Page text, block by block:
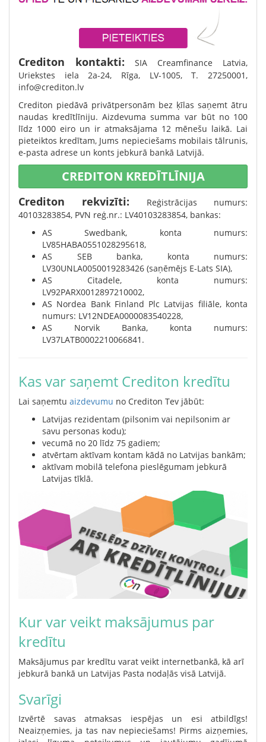
Crediton kontakti: SIA Creamfinance Latvia,
Uriekstes iela 2a-24, Rīga, LV-1005, T. 27250001,
info@crediton.lv
Crediton piedāvā privātpersonām bez ķīlas saņemt ātru
naudas kredītlīniju. Aizdevuma summa var būt no 100
līdz 1000 eiro un ir atmaksājama 12 mēnešu laikā. Lai
pieteiktos kredītam, Jums nepieciešams mobilais tālrunis,
e-pasta adrese un konts jebkurā bankā Latvijā.
CREDITON KREDĪTLĪNIJA
Crediton rekvizīti: Reģistrācijas numurs:
40103283854, PVN reģ.nr.: LV40103283854, bankas:
AS Swedbank, konta numurs:
LV85HABA0551028295618,
AS SEB banka, konta numurs:
LV30UNLA0050019283426 (saņēmējs E-Lats SIA),
AS Citadele, konta numurs:
LV92PARX0012897210002,
AS Nordea Bank Finland Plc Latvijas filiāle, konta
numurs: LV12NDEA0000083540228,
AS Norvik Banka, konta numurs:
LV37LATB0002210066841.
Kas var saņemt Crediton kredītu
Lai saņemtu aizdevumu no Crediton Tev jābūt:
Latvijas rezidentam (pilsonim vai nepilsonim ar
savu personas kodu);
vecumā no 20 līdz 75 gadiem;
atvērtam aktīvam kontam kādā no Latvijas bankām;
aktīvam mobilā telefona pieslēgumam jebkurā
Latvijas tīklā.
Kur var veikt maksājumus par
kredītu
Maksājumus par kredītu varat veikt internetbankā, kā arī
jebkurā bankā un Latvijas Pasta nodaļās visā Latvijā.
Svarīgi
Izvērtē savas atmaksas iespējas un esi atbildīgs!
Neaizņemies, ja tas nav nepieciešams! Pirms aizņemies,